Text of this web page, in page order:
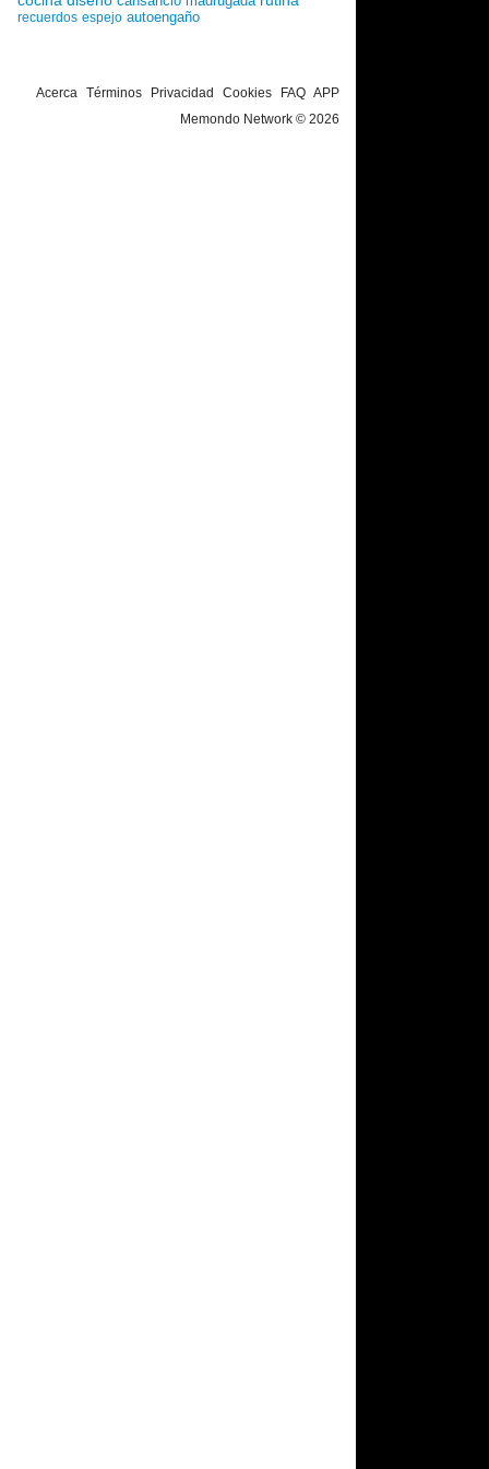
recuerdos espejo autoengaño
Acerca Términos Privacidad Cookies FAQ APP
Memondo Network © 2026